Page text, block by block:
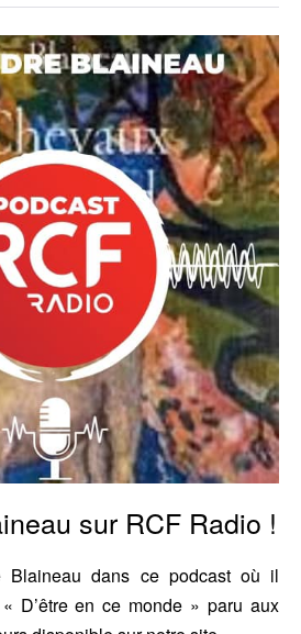
sur RCF Radio !
Blaineau dans ce podcast où il
D’être en ce monde » paru aux